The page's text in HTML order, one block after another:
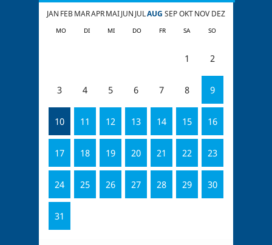
JAN FEBMARAPRMAIJUN JULAUG SEP OKT NOV DEZ
MO DI MI DO FR SA SO
1 2
3 4 5 6 7 8 9
10 11 12 13 14 15 16
17 18 19 20 21 22 23
24 25 26 27 28 29 30
31